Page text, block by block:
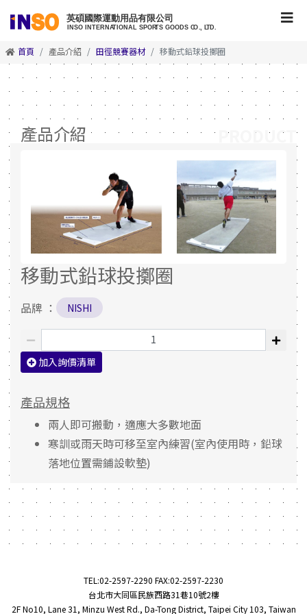
首頁 產品介紹 田徑競賽器材 移動式鉛球投擲圈
產品介紹
移動式鉛球投擲圈
品牌 ： NISHI
加入詢價清單
產品規格
兩人即可搬動，適應大多數地面
寒訓或雨天時可移至室內練習(室內使用時，鉛球
落地位置需鋪設軟墊)
PRODUCT
TEL:02-2597-2290 FAX:02-2597-2230
台北市大同區民族西路31巷10號2樓
2F No10, Lane 31, Minzu West Rd., Da-Tong District, Taipei City 103, Taiwan